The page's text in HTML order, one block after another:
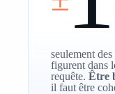
seulement
figurent dans
requête. Être
il faut être